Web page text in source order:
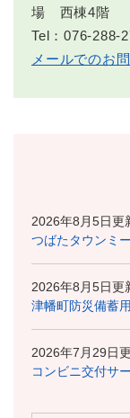
場 西棟4階
Tel：076-288-
メールでのお
2026年8月5日更
つばたタウンミ
2026年8月5日更
津幡町防災備蓄
2026年7月29日
コンビニ交付サ